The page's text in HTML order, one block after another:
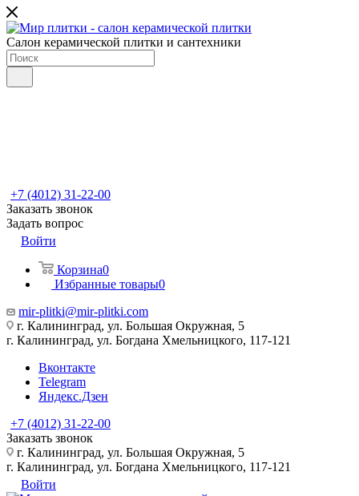
Салон керамической плитки и сантехники
+7 (4012) 31-22-00
Заказать звонок
Задать вопрос
Войти
Корзина0
Избранные товары0
mir-plitki@mir-plitki.com
г. Калининград, ул. Большая Окружная, 5
г. Калининград, ул. Богдана Хмельницкого, 117-121
Вконтакте
Telegram
Яндекс.Дзен
+7 (4012) 31-22-00
Заказать звонок
г. Калининград, ул. Большая Окружная, 5
г. Калининград, ул. Богдана Хмельницкого, 117-121
Войти